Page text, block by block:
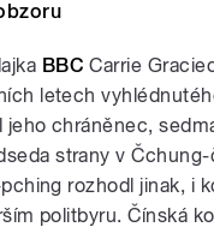
BBC Carrie
letech
jeho chráněnec,
strany v
rozhodl jinak, i
politbyru. Čínská